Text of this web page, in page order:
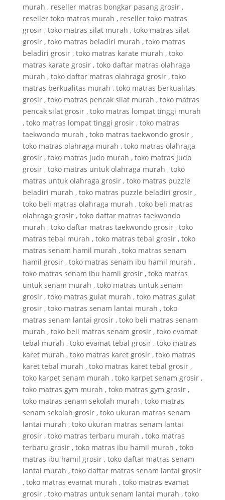
murah , reseller matras bongkar pasang grosir ,
reseller toko matras murah , reseller toko matras
grosir , toko matras silat murah , toko matras silat
grosir , toko matras beladiri murah , toko matras
beladiri grosir , toko matras karate murah , toko
matras karate grosir , toko daftar matras olahraga
murah , toko daftar matras olahraga grosir , toko
matras berkualitas murah , toko matras berkualitas
grosir , toko matras pencak silat murah , toko matras
pencak silat grosir , toko matras lompat tinggi murah
, toko matras lompat tinggi grosir , toko matras
taekwondo murah , toko matras taekwondo grosir ,
toko matras olahraga murah , toko matras olahraga
grosir , toko matras judo murah , toko matras judo
grosir , toko matras untuk olahraga murah , toko
matras untuk olahraga grosir , toko matras puzzle
beladiri murah , toko matras puzzle beladiri grosir ,
toko beli matras olahraga murah , toko beli matras
olahraga grosir , toko daftar matras taekwondo
murah , toko daftar matras taekwondo grosir , toko
matras tebal murah , toko matras tebal grosir , toko
matras senam hamil murah , toko matras senam
hamil grosir , toko matras senam ibu hamil murah ,
toko matras senam ibu hamil grosir , toko matras
untuk senam murah , toko matras untuk senam
grosir , toko matras gulat murah , toko matras gulat
grosir , toko matras senam lantai murah , toko
matras senam lantai grosir , toko beli matras senam
murah , toko beli matras senam grosir , toko evamat
tebal murah , toko evamat tebal grosir , toko matras
karet murah , toko matras karet grosir , toko matras
karet tebal murah , toko matras karet tebal grosir ,
toko karpet senam murah , toko karpet senam grosir ,
toko matras gym murah , toko matras gym grosir ,
toko matras senam sekolah murah , toko matras
senam sekolah grosir , toko ukuran matras senam
lantai murah , toko ukuran matras senam lantai
grosir , toko matras terbaru murah , toko matras
terbaru grosir , toko matras ibu hamil murah , toko
matras ibu hamil grosir , toko daftar matras senam
lantai murah , toko daftar matras senam lantai grosir
, toko matras evamat murah , toko matras evamat
grosir , toko matras untuk senam lantai murah , toko